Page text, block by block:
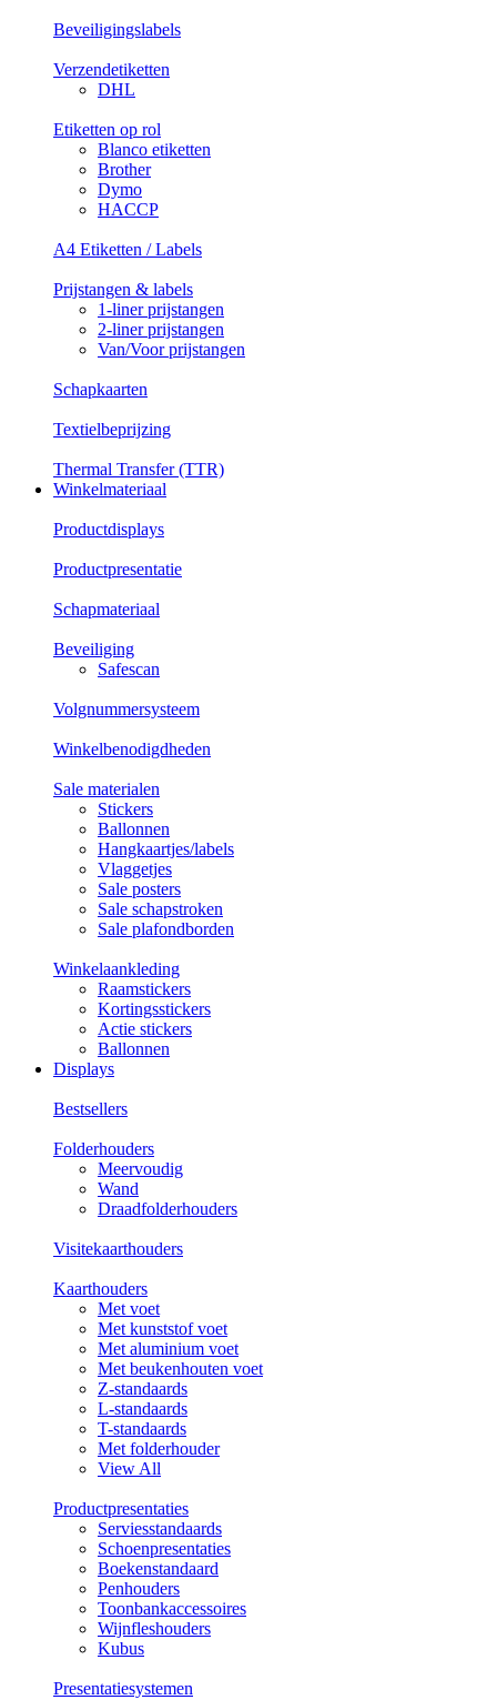
Beveiligingslabels
Verzendetiketten
DHL
Etiketten op rol
Blanco etiketten
Brother
Dymo
HACCP
A4 Etiketten / Labels
Prijstangen & labels
1-liner prijstangen
2-liner prijstangen
Van/Voor prijstangen
Schapkaarten
Textielbeprijzing
Thermal Transfer (TTR)
Winkelmateriaal
Productdisplays
Productpresentatie
Schapmateriaal
Beveiliging
Safescan
Volgnummersysteem
Winkelbenodigdheden
Sale materialen
Stickers
Ballonnen
Hangkaartjes/labels
Vlaggetjes
Sale posters
Sale schapstroken
Sale plafondborden
Winkelaankleding
Raamstickers
Kortingsstickers
Actie stickers
Ballonnen
Displays
Bestsellers
Folderhouders
Meervoudig
Wand
Draadfolderhouders
Visitekaarthouders
Kaarthouders
Met voet
Met kunststof voet
Met aluminium voet
Met beukenhouten voet
Z-standaards
L-standaards
T-standaards
Met folderhouder
View All
Productpresentaties
Serviesstandaards
Schoenpresentaties
Boekenstandaard
Penhouders
Toonbankaccessoires
Wijnfleshouders
Kubus
Presentatiesystemen